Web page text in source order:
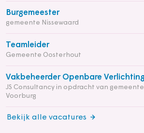
Burgemeester
gemeente Nissewaard
Teamleider
Gemeente Oosterhout
Vakbeheerder Openbare Verlichting
JS Consultancy in opdracht van
Voorburg
Bekijk alle vacatures